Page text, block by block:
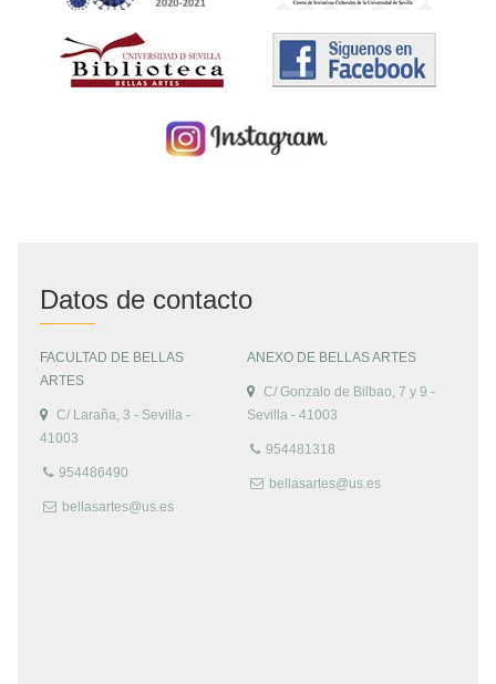
Datos de contacto
FACULTAD DE BELLAS
ARTES
C/ Laraña, 3 - Sevilla -
41003
954486490
bellasartes@us.es
ANEXO DE BELLAS ARTES
C/ Gonzalo de Bilbao, 7 y 9 -
Sevilla - 41003
954481318
bellasartes@us.es